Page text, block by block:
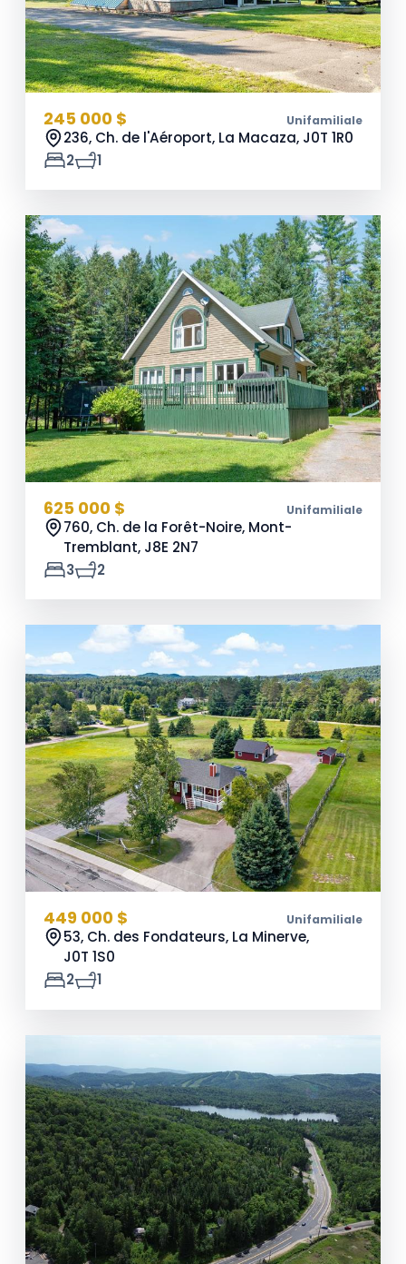
245 000 $ Unifamiliale
236, Ch. de l'Aéroport, La Macaza, J0T 1R0
2
1
625 000 $ Unifamiliale
760, Ch. de la Forêt-Noire, Mont-
Tremblant, J8E 2N7
3
2
449 000 $ Unifamiliale
53, Ch. des Fondateurs, La Minerve,
J0T 1S0
2
1